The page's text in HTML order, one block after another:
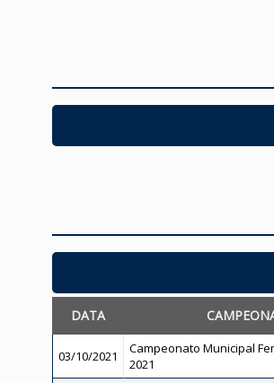
DATA
03/10/2021
Campeonato Municipal
2021